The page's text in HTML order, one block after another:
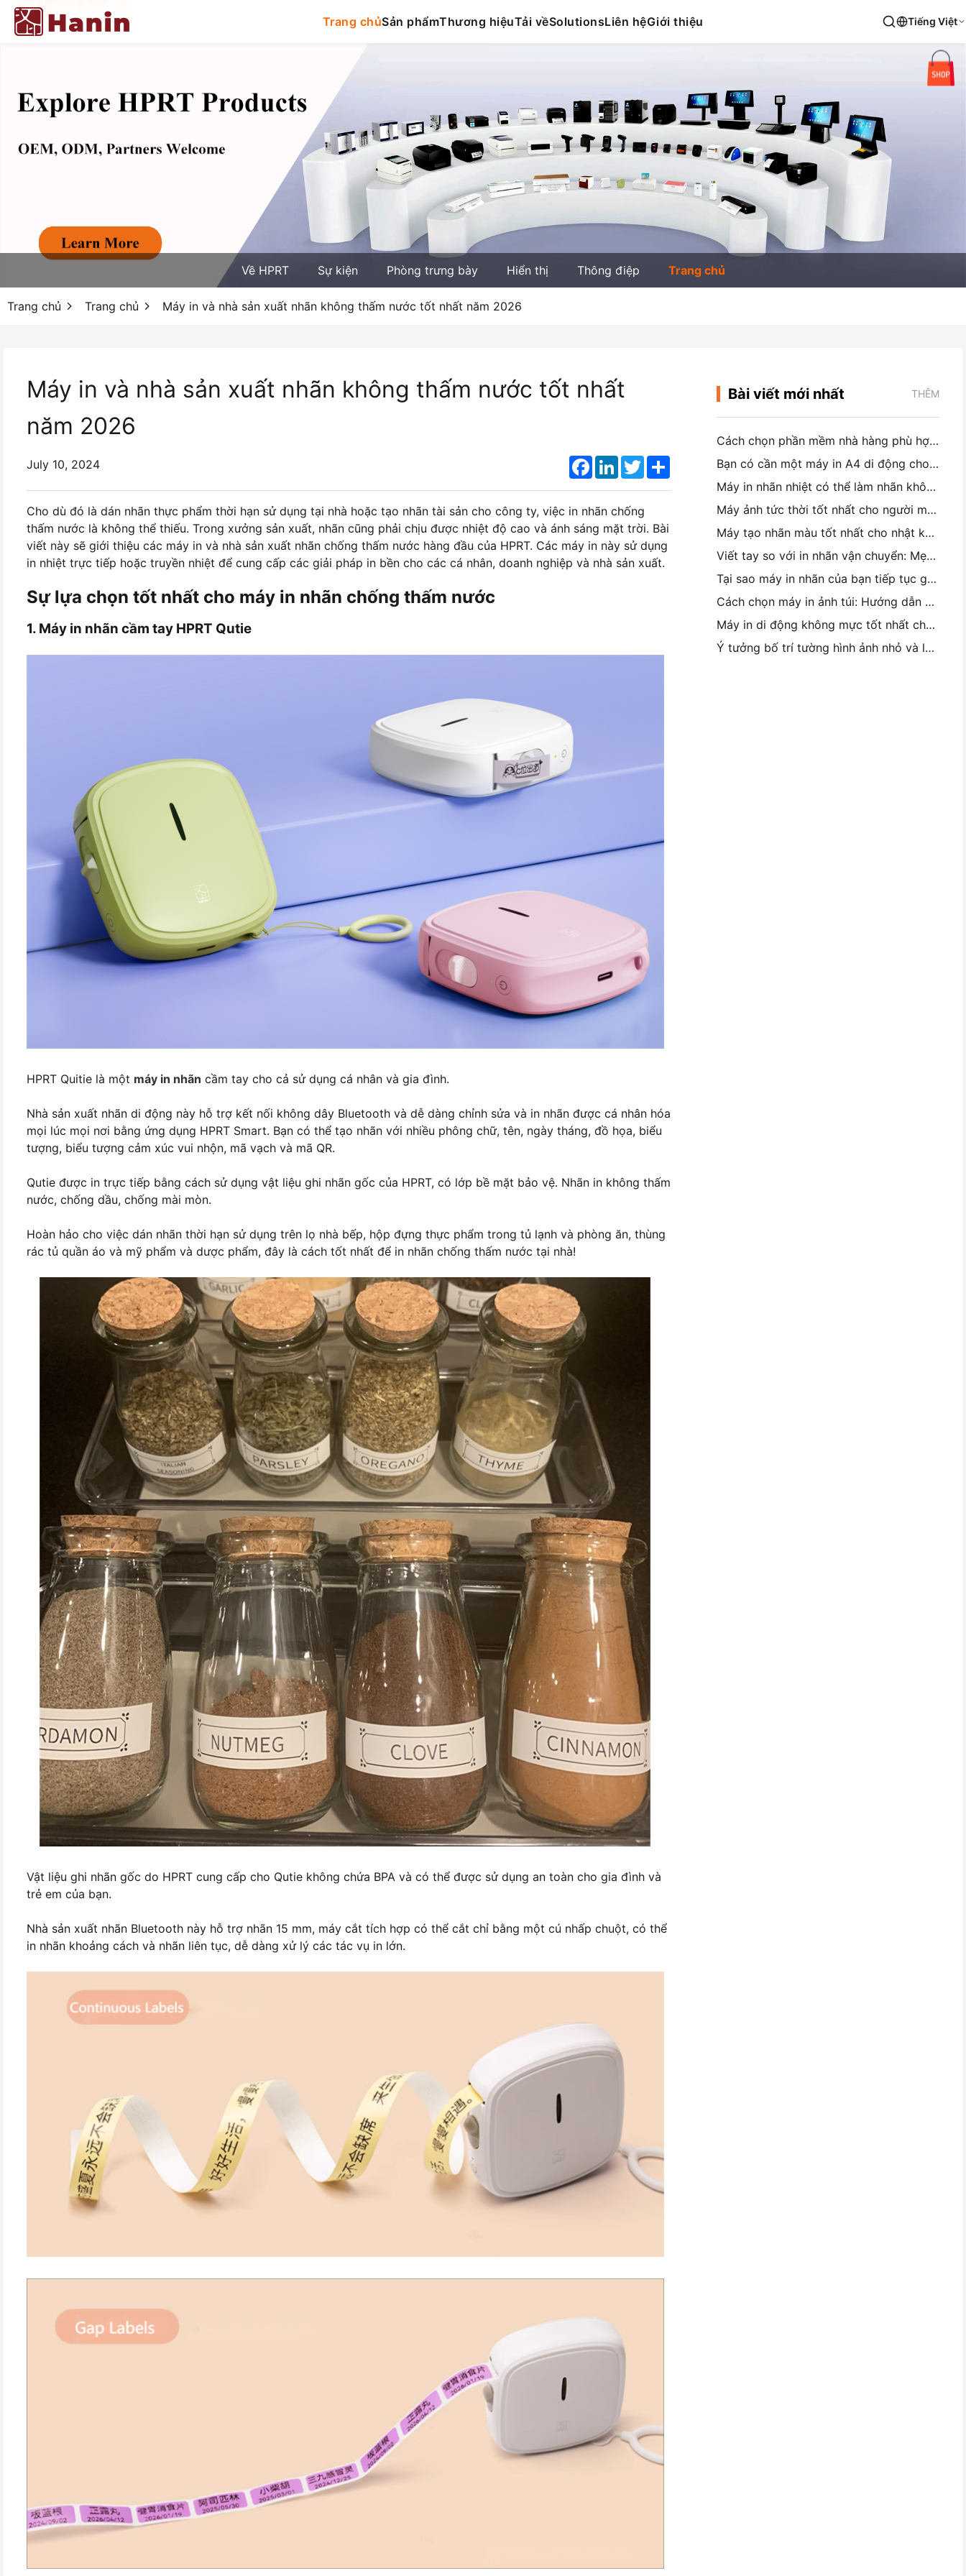
Trang chủSản phẩmThương hiệuTải vềSolutionsLiên hệGiới thiệu Tiếng Việt
Về HPRT Sự kiện Phòng trưng bày Hiển thị Thông điệp Trang chủ
Trang chủ Trang chủ Máy in và nhà sản xuất nhãn không thấm nước tốt nhất năm 2026
Máy in và nhà sản xuất nhãn không thấm nước tốt nhất
năm 2026
July 10, 2024 Facebook
LinkedInTwitterShare
Cho dù đó là dán nhãn thực phẩm thời hạn sử dụng tại nhà hoặc tạo nhãn tài sản cho công ty, việc in nhãn chống
thấm nước là không thể thiếu. Trong xưởng sản xuất, nhãn cũng phải chịu được nhiệt độ cao và ánh sáng mặt trời. Bài
viết này sẽ giới thiệu các máy in và nhà sản xuất nhãn chống thấm nước hàng đầu của HPRT. Các máy in này sử dụng
in nhiệt trực tiếp hoặc truyền nhiệt để cung cấp các giải pháp in bền cho các cá nhân, doanh nghiệp và nhà sản xuất.
Sự lựa chọn tốt nhất cho máy in nhãn chống thấm nước
1. Máy in nhãn cầm tay HPRT Qutie
HPRT Quitie là một máy in nhãn cầm tay cho cả sử dụng cá nhân và gia đình.
Nhà sản xuất nhãn di động này hỗ trợ kết nối không dây Bluetooth và dễ dàng chỉnh sửa và in nhãn được cá nhân hóa
mọi lúc mọi nơi bằng ứng dụng HPRT Smart. Bạn có thể tạo nhãn với nhiều phông chữ, tên, ngày tháng, đồ họa, biểu
tượng, biểu tượng cảm xúc vui nhộn, mã vạch và mã QR.
Qutie được in trực tiếp bằng cách sử dụng vật liệu ghi nhãn gốc của HPRT, có lớp bề mặt bảo vệ. Nhãn in không thấm
nước, chống dầu, chống mài mòn.
Hoàn hảo cho việc dán nhãn thời hạn sử dụng trên lọ nhà bếp, hộp đựng thực phẩm trong tủ lạnh và phòng ăn, thùng
rác tủ quần áo và mỹ phẩm và dược phẩm, đây là cách tốt nhất để in nhãn chống thấm nước tại nhà!
Vật liệu ghi nhãn gốc do HPRT cung cấp cho Qutie không chứa BPA và có thể được sử dụng an toàn cho gia đình và
trẻ em của bạn.
Nhà sản xuất nhãn Bluetooth này hỗ trợ nhãn 15 mm, máy cắt tích hợp có thể cắt chỉ bằng một cú nhấp chuột, có thể
in nhãn khoảng cách và nhãn liên tục, dễ dàng xử lý các tác vụ in lớn.
Bài viết mới nhất THÊM
Cách chọn phần mềm nhà hàng phù hợp cho nhà hàng nhỏ hoặc trung bình của bạn
Bạn có cần một máy in A4 di động cho hóa đơn kho không? Điều gì thực sự hoạt động
Máy in nhãn nhiệt có thể làm nhãn không thấm nước cho các sản phẩm doanh nghiệp nhỏ không?
Máy ảnh tức thời tốt nhất cho người mới bắt đầu không muốn lãng phí giấy
Máy tạo nhãn màu tốt nhất cho nhật ký và Scrapbooking: Thêm nhiều màu sắc vào mỗi trang
Viết tay so với in nhãn vận chuyển: Mẹo cho các doanh nghiệp nhỏ vào năm 2026
Tại sao máy in nhãn của bạn tiếp tục gây nhiễu?
Cách chọn máy in ảnh túi: Hướng dẫn hoàn chỉnh cho người dùng nhật ký, du lịch và iPhone
Máy in di động không mực tốt nhất cho du lịch, trường học và công việc di động: Hanin MT620 Pro Review
Ý tưởng bố trí tường hình ảnh nhỏ và lời khuyên cho trang trí phòng ngủ và ký túc xá